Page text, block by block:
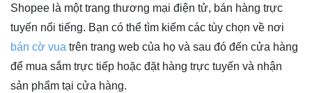
Shopee là một trang thương mại điện tử, bán hàng trực
tuyến nổi tiếng. Bạn có thể tìm kiếm các tùy chọn về nơi
bán cờ vua trên trang web của họ và sau đó đến cửa hàng
để mua sắm trực tiếp hoặc đặt hàng trực tuyến và nhận
sản phẩm tại cửa hàng.